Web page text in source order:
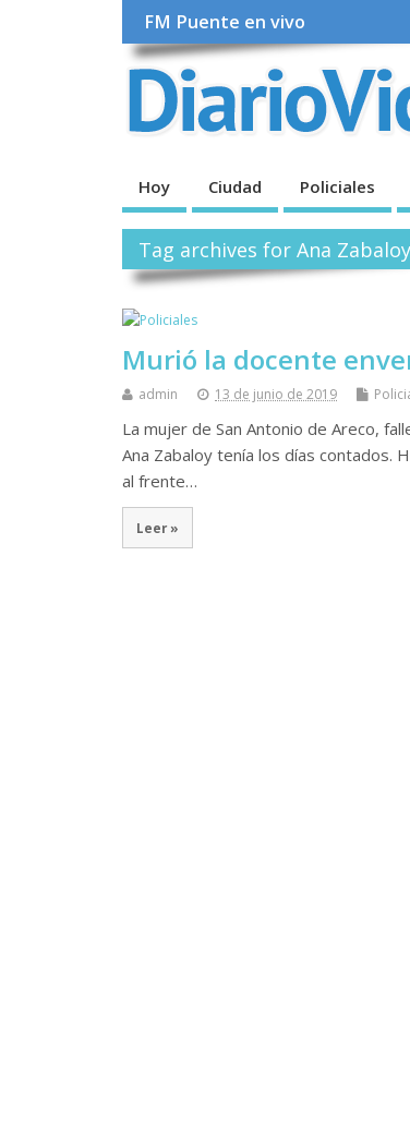
FM Puente en vivo
Hoy Ciudad Policiales
Tag archives for Ana Zabaloy
Murió la docente
admin 13 de junio de 2019
La mujer de San Antonio de Areco,
Ana Zabaloy tenía los días contados.
al frente…
Leer »